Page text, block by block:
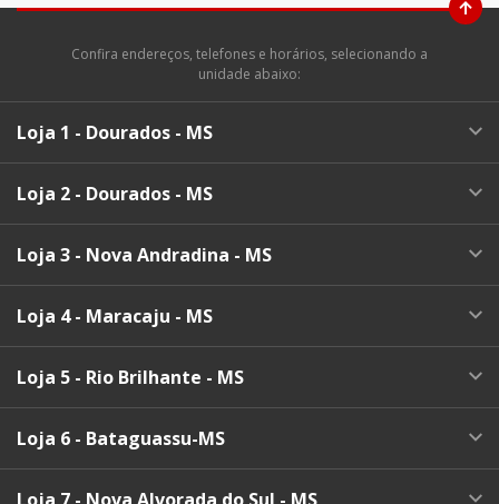
Confira endereços, telefones e horários, selecionando a
unidade abaixo:
Loja 1 - Dourados - MS
Loja 2 - Dourados - MS
Loja 3 - Nova Andradina - MS
Loja 4 - Maracaju - MS
Loja 5 - Rio Brilhante - MS
Loja 6 - Bataguassu-MS